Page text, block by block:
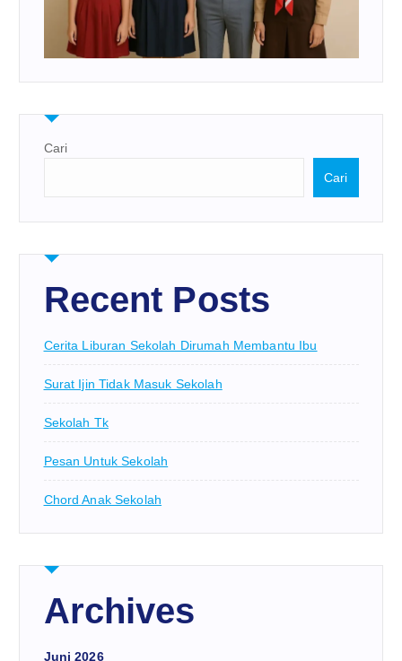
Cari
Cari
Recent Posts
Cerita Liburan Sekolah Dirumah Membantu Ibu
Surat Ijin Tidak Masuk Sekolah
Sekolah Tk
Pesan Untuk Sekolah
Chord Anak Sekolah
Archives
Juni 2026